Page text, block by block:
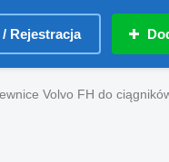
Rejestracja
Volvo FH do